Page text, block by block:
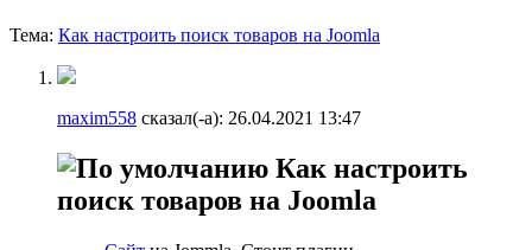
Тема: Как настроить поиск товаров на Joomla
maxim558 сказал(-а): 26.04.2021 13:47
Как настроить
поиск товаров на Joomla